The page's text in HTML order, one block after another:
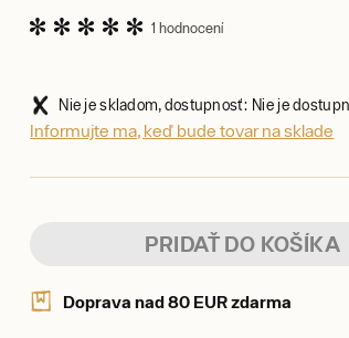
1 hodnocení
Nie je skladom, dostupnosť: Nie je
Informujte ma, keď bude tovar na sklade
PRIDAŤ DO KOŠÍKA
Doprava nad 80 EUR zdarma